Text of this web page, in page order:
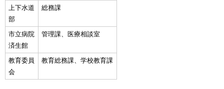
上下水道
部
総務課
市立病院
済生館
管理課、医療相談室
教育委員
会
教育総務課、学校教育課